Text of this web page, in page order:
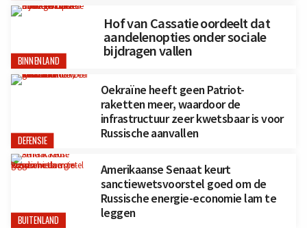
BINNENLAND
Hof van Cassatie oordeelt dat
aandelenopties onder sociale
bijdragen vallen
DEFENSIE
Oekraïne heeft geen Patriot-
raketten meer, waardoor de
infrastructuur zeer kwetsbaar is voor
Russische aanvallen
BUITENLAND
Amerikaanse Senaat keurt
sanctiewetsvoorstel goed om de
Russische energie-economie lam te
leggen